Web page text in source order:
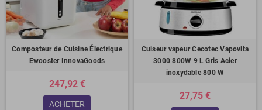
Composteur de Cuisine Électrique
Ewooster InnovaGoods
247,92 €
ACHETER
Cuiseur vapeur Cecotec Vapovita
3000 800W 9 L Gris Acier
inoxydable 800 W
27,75 €